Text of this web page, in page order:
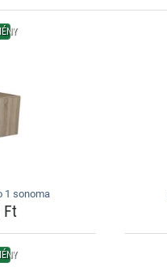
1 sonoma